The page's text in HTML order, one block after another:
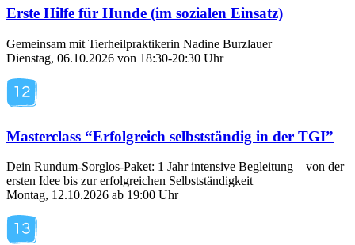
Erste Hilfe für Hunde (im sozialen Einsatz)
Gemeinsam mit Tierheilpraktikerin Nadine Burzlauer
Dienstag, 06.10.2026 von 18:30-20:30 Uhr
Masterclass “Erfolgreich selbstständig in der TGI”
Dein Rundum-Sorglos-Paket: 1 Jahr intensive Begleitung – von der
ersten Idee bis zur erfolgreichen Selbstständigkeit
Montag, 12.10.2026 ab 19:00 Uhr